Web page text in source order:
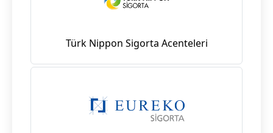
Türk Nippon Sigorta Acenteleri